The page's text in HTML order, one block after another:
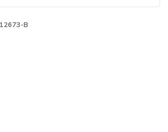
12673-B